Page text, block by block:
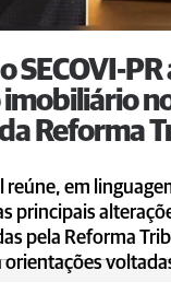
SECOVI-
Reforma
reúne, em
principais
pela Reforma
orientações